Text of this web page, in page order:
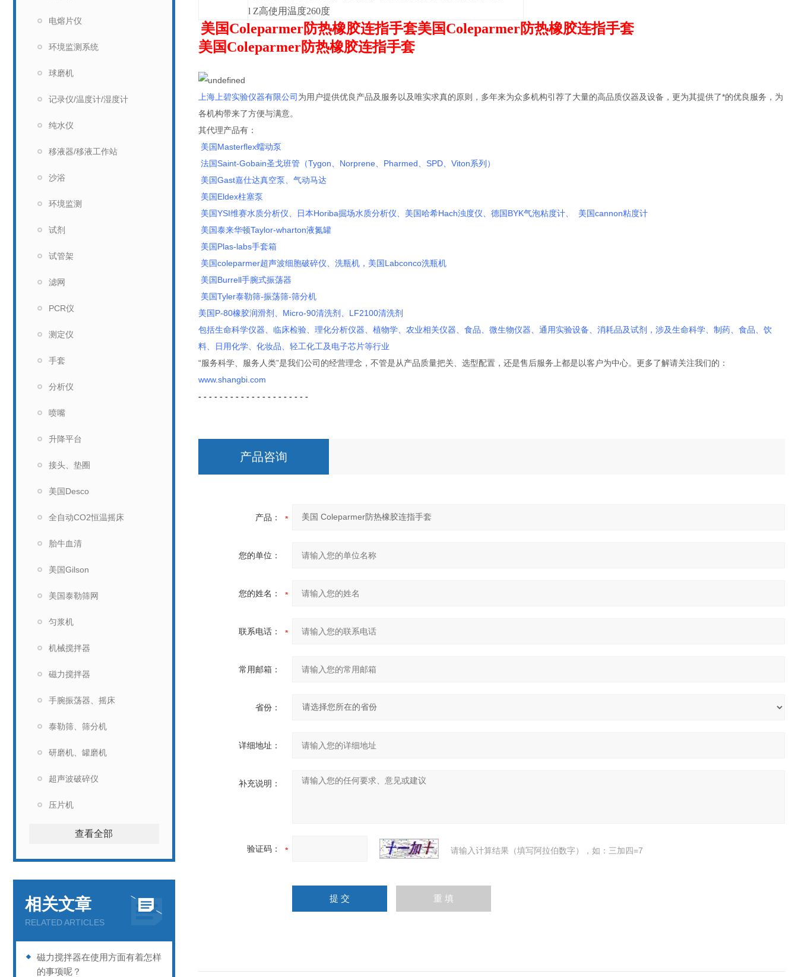
电熔片仪
环境监测系统
球磨机
记录仪/温度计/湿度计
纯水仪
移液器/移液工作站
沙浴
环境监测
试剂
试管架
滤网
PCR仪
测定仪
手套
分析仪
喷嘴
升降平台
接头、垫圈
美国Desco
全自动CO2恒温摇床
胎牛血清
美国Gilson
美国泰勒筛网
匀浆机
机械搅拌器
磁力搅拌器
手腕振荡器、摇床
泰勒筛、筛分机
研磨机、罐磨机
超声波破碎仪
压片机
查看全部
相关文章
RELATED ARTICLES
磁力搅拌器在使用方面有着怎样
的事项呢？
l Z高使用温度260度
美国Coleparmer防热橡胶连指手套美国Coleparmer防热橡胶连指手套
美国Coleparmer防热橡胶连指手套
上海上碧实验仪器有限公司 为用户提供优良产品及服务以及唯实求真的原则，多年来为众多机构引荐了大量的高品质仪器及设备，更为其提供了*的优良服务，为
各机构带来了方便与满意。
其代理产品有：
美国Masterflex蠕动泵
法国Saint-Gobain圣戈班管（Tygon、Norprene、Pharmed、SPD、Viton系列）
美国Gast嘉仕达真空泵、气动马达
美国Eldex柱塞泵
美国YSI维赛水质分析仪、日本Horiba掘场水质分析仪、美国哈希Hach浊度仪、德国BYK气泡粘度计、 美国cannon粘度计
美国泰来华顿Taylor-wharton液氮罐
美国Plas-labs手套箱
美国coleparmer超声波细胞破碎仪、洗瓶机，美国Labconco洗瓶机
美国Burrell手腕式振荡器
美国Tyler泰勒筛-振荡筛-筛分机
美国P-80橡胶润滑剂、Micro-90清洗剂、LF2100清洗剂
包括生命科学仪器、临床检验、理化分析仪器、植物学、农业相关仪器、食品、微生物仪器、通用实验设备、消耗品及试剂，涉及生命科学、制药、食品、饮
料、日用化学、化妆品、轻工化工及电子芯片等行业
“服务科学、服务人类”是我们公司的经营理念，不管是从产品质量把关、选型配置，还是售后服务上都是以客户为中心。更多了解请关注我们的：
www.shangbi.com
- - - - - - - - - - - - - - - - - - - - -
产品咨询
产品：
您的单位：
您的姓名：
联系电话：
常用邮箱：
省份：
详细地址：
补充说明：
验证码： 请输入计算结果（填写阿拉伯数字），如：三加四=7